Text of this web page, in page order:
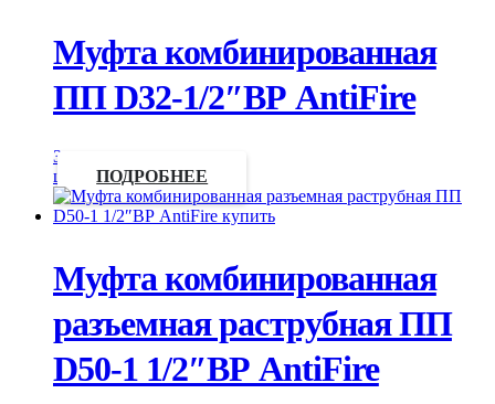
Муфта комбинированная
ПП D32-1/2″ВР AntiFire
Запросить
цену
ПОДРОБНЕЕ
Муфта комбинированная
разъемная раструбная ПП
D50-1 1/2″ВР AntiFire